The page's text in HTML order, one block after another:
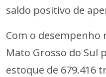
saldo positivo de
Com o
Mato Grosso do Sul
estoque de 679.416